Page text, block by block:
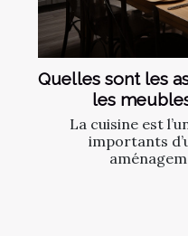
Quelles sont les
les
La cuisine est
importants